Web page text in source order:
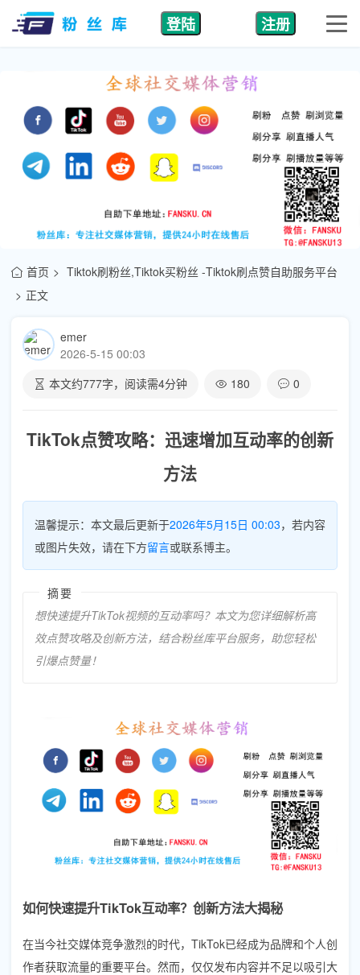
登陆 注册
首页
Tiktok刷粉丝,Tiktok买粉丝 -Tiktok刷点赞自助服务平台
正文
emer
2026-5-15 00:03
本文约777字，阅读需4分钟 180 0
TikTok点赞攻略：迅速增加互动率的创新
方法
温馨提示：本文最后更新于2026年5月15日 00:03，若内容
或图片失效，请在下方留言或联系博主。
摘要
想快速提升TikTok视频的互动率吗？本文为您详细解析高
效点赞攻略及创新方法，结合粉丝库平台服务，助您轻松
引爆点赞量！
如何快速提升TikTok互动率？创新方法大揭秘
在当今社交媒体竞争激烈的时代，TikTok已经成为品牌和个人创
作者获取流量的重要平台。然而，仅仅发布内容并不足以吸引大